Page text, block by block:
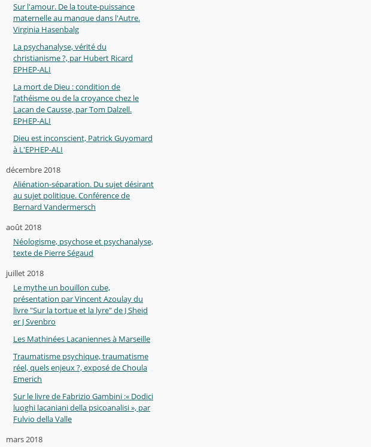
Sur l'amour. De la toute-puissance
maternelle au manque dans l'Autre.
Virginia Hasenbalg
La psychanalyse, vérité du
christianisme ?, par Hubert Ricard
EPHEP-ALI
La mort de Dieu : condition de
l’athéisme ou de la croyance chez le
Lacan de Causse, par Tom Dalzell.
EPHEP-ALI
Dieu est inconscient, Patrick Guyomard
à L'EPHEP-ALI
décembre 2018
Aliénation-séparation. Du sujet désirant
au sujet politique. Conférence de
Bernard Vandermersch
août 2018
Néologisme, psychose et psychanalyse,
texte de Pierre Ségaud
juillet 2018
Le mythe un bouillon cube,
présentation par Vincent Azoulay du
livre "Sur la tortue et la lyre" de J Sheid
er J Svenbro
Les Mathinées Lacaniennes à Marseille
Traumatisme psychique, traumatisme
réel, quels enjeux ?, exposé de Choula
Emerich
Sur le livre de Fabrizio Gambini :« Dodici
luoghi lacaniani della psicoanalisi », par
Fulvio della Valle
mars 2018